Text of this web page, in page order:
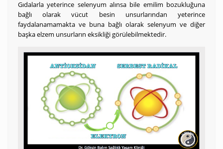
Gıdalarla yeterince selenyum alınsa bile emilim bozukluğuna
bağlı olarak vücut besin unsurlarından yeterince
faydalanamamakta ve buna bağlı olarak selenyum ve diğer
başka elzem unsurların eksikliği görülebilmektedir.